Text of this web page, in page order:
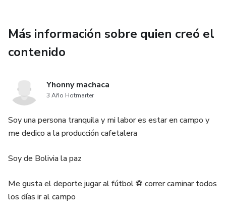
Más información sobre quien creó el
contenido
Yhonny machaca
3 Año Hotmarter
Soy una persona tranquila y mi labor es estar en campo y
me dedico a la producción cafetalera
Soy de Bolivia la paz
Me gusta el deporte jugar al fútbol ⚽️ correr caminar todos
los días ir al campo